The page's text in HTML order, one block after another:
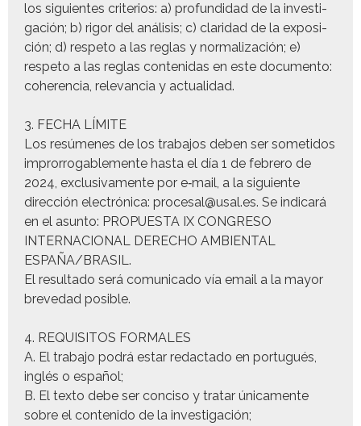
los sigu­ientes cri­te­rios: a) pro­fun­di­dad de la inves­ti­
gación; b) rig­or del análi­sis; c) clar­i­dad de la exposi­
ción; d) respeto a las reglas y nor­mal­ización; e)
respeto a las reglas con­tenidas en este doc­u­men­to:
coheren­cia, rel­e­van­cia y actualidad.
3. FECHA LÍMITE
Los resúmenes de los tra­ba­jos deben ser someti­dos
impror­ro­gable­mente has­ta el día 1 de febrero de
2024, exclu­si­va­mente por e‑mail, a la sigu­iente
direc­ción elec­tróni­ca: procesal@usal.es. Se indi­cará
en el asun­to: PROPUESTA IX CONGRESO
INTERNACIONAL DERECHO AMBIENTAL
ESPAÑA/BRASIL.
El resul­ta­do será comu­ni­ca­do vía email a la may­or
brevedad posible.
4. REQUISITOS FORMALES
A. El tra­ba­jo podrá estar redac­ta­do en por­tugués,
inglés o español;
B. El tex­to debe ser con­ciso y tratar úni­ca­mente
sobre el con­tenido de la investigación;